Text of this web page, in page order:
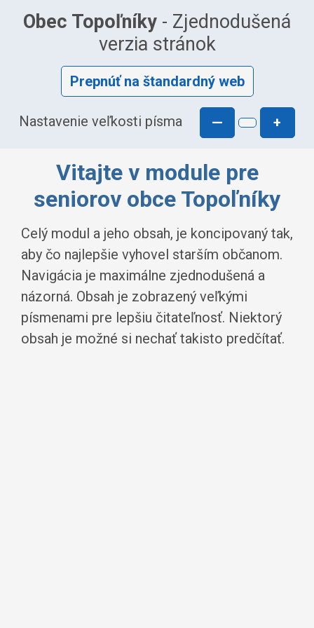
Obec Topoľníky - Zjednodušená
verzia stránok
Prepnúť na štandardný web
Nastavenie veľkosti písma — +
Vitajte v module pre
seniorov obce Topoľníky
Celý modul a jeho obsah, je koncipovaný tak,
aby čo najlepšie vyhovel starším občanom.
Navigácia je maximálne zjednodušená a
názorná. Obsah je zobrazený veľkými
písmenami pre lepšiu čitateľnosť. Niektorý
obsah je možné si nechať takisto predčítať.